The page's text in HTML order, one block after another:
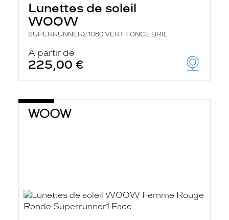
Lunettes de soleil
WOOW
SUPERRUNNER2 1060 VERT FONCE BRIL
À partir de
225,00 €